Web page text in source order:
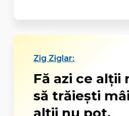
Zig Ziglar:
Fă azi ce alţii
să trăieşti